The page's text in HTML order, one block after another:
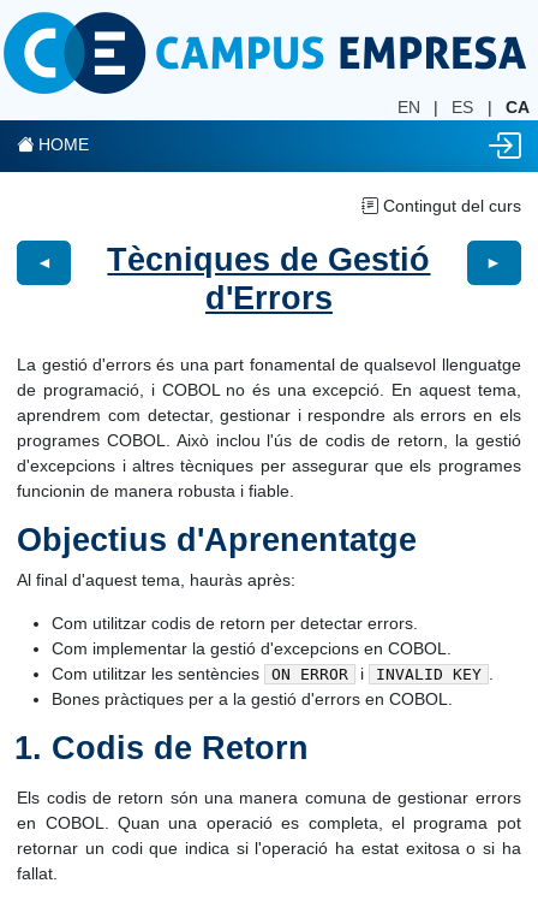
EN | ES |
CA
HOME
Contingut del curs
◄
Tècniques de Gestió
d'Errors
►
La gestió d'errors és una part fonamental de qualsevol llenguatge
de programació, i COBOL no és una excepció. En aquest tema,
aprendrem com detectar, gestionar i respondre als errors en els
programes COBOL. Això inclou l'ús de codis de retorn, la gestió
d'excepcions i altres tècniques per assegurar que els programes
funcionin de manera robusta i fiable.
Objectius d'Aprenentatge
Al final d'aquest tema, hauràs après:
Com utilitzar codis de retorn per detectar errors.
Com implementar la gestió d'excepcions en COBOL.
Com utilitzar les sentències
ON ERROR i INVALID KEY
Bones pràctiques per a la gestió d'errors en COBOL.
Codis de Retorn
Els codis de retorn són una manera comuna de gestionar errors
en COBOL. Quan una operació es completa, el programa pot
retornar un codi que indica si l'operació ha estat exitosa o si ha
fallat.